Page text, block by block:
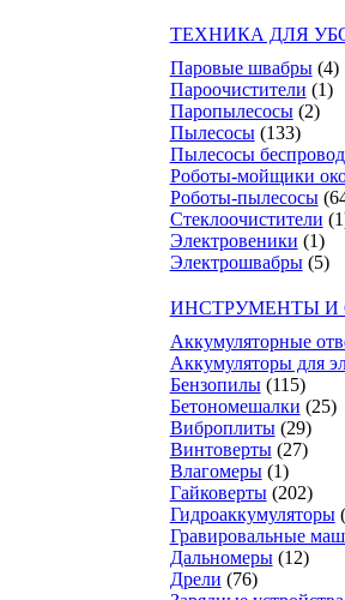
ТЕХНИКА ДЛЯ
Паровые швабры (4)
Пароочистители (1)
Паропылесосы (2)
Пылесосы (133)
Пылесосы
Роботы-мойщики
Роботы-пылесосы
Стеклоочистители
Электровеники (1)
Электрошвабры (5)
ИНСТРУМЕНТЫ И
Аккумуляторные
Аккумуляторы для
Бензопилы (115)
Бетономешалки (25)
Виброплиты (29)
Винтоверты (27)
Влагомеры (1)
Гайковерты (202)
Гидроаккумуляторы
Гравировальные
Дальномеры (12)
Дрели (76)